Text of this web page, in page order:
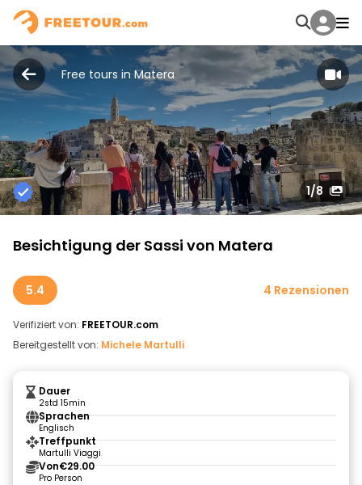
Free tours in Matera
1/8
Besichtigung der Sassi von Matera
5.4 4 Rezensionen
Verifiziert von: FREETOUR.com
Bereitgestellt von: Michele Martulli
Dauer
2std 15min
Sprachen
Englisch
Treffpunkt
Martulli Viaggi
Von€29.00
Pro Person